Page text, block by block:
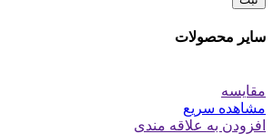
سایر محصولات
مقایسه
مشاهده سریع
افزودن به علاقه مندی